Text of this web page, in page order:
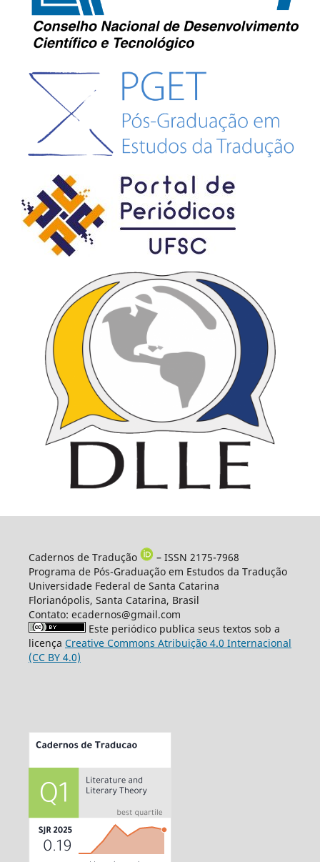
Cadernos de Tradução
– ISSN 2175-7968
Programa de Pós-Graduação em Estudos da Tradução
Universidade Federal de Santa Catarina
Florianópolis, Santa Catarina, Brasil
Contato: ecadernos@gmail.com
Este periódico publica seus textos sob a
licença Creative Commons Atribuição 4.0 Internacional
(CC BY 4.0)